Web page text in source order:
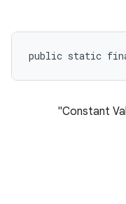
public static final
Constant